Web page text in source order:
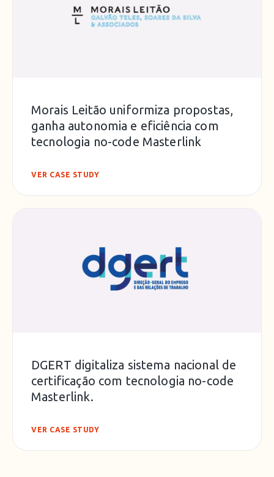
Morais Leitão uniformiza propostas,
ganha autonomia e eficiência com
tecnologia no-code Masterlink
VER CASE STUDY
DGERT digitaliza sistema nacional de
certificação com tecnologia no-code
Masterlink.
VER CASE STUDY